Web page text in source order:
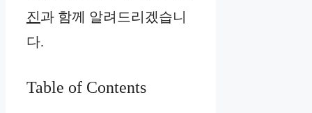
진과 함께 알려드리겠습니
다.
Table of Contents